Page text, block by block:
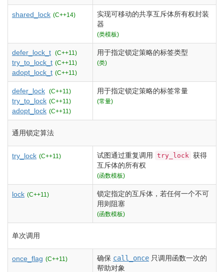
shared_lock (C++14)
实现可移动的共享互斥体所有权封装
器
(类模板)
defer_lock_t
try_to_lock_t
adopt_lock_t
(C++11)
(C++11)
(C++11)
用于指定锁定策略的标签类型
(类)
defer_lock
try_to_lock
adopt_lock
(C++11)
(C++11)
(C++11)
用于指定锁定策略的标签常量
(常量)
通用锁定算法
try_lock (C++11) 试图通过重复调用 try_lock 获得
互斥体的所有权
(函数模板)
lock (C++11)
锁定指定的互斥体，若任何一个不可
用则阻塞
(函数模板)
单次调用
once_flag (C++11) 确保 call_once 只调用函数一次的
帮助对象